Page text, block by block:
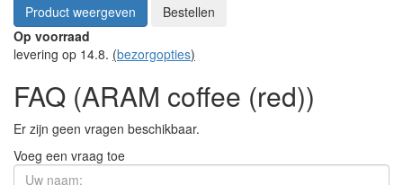
Product weergeven
Bestellen
Op voorraad
levering op 14.8. (bezorgopties)
FAQ (ARAM coffee (red))
Er zijn geen vragen beschikbaar.
Voeg een vraag toe